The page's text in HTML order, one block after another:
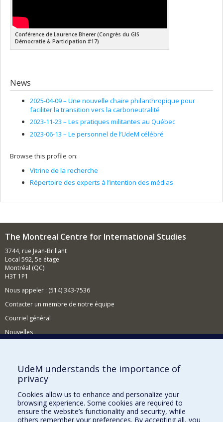
Conférence de Laurence Bherer (Congrès du GIS
Démocratie & Participation #17)
News
2025-04-09 – Une nouvelle chaire philanthropique pour
faciliter la transition vers la carboneutralité
2023-11-23 – Les pratiques militantes au Québec
2023-06-13 – Le personnel de l’UdeM célébré
Browse this profile on:
Vitrine de la recherche
Répertoire des experts à l’intention des médias
The Montreal Centre for International Studies
3744, rue Jean-Brillant
Local 592, 5e étage
Montréal (QC)
H3T 1P1
Nous appeler : (514) 343-7536
Contacter un membre de notre équipe
Courriel général
Nouvelles
Comment soutenir le CÉRIUM?
BESOIN D'AIDE?
Plan du site
Signaler une erreur
UdeM understands the importance of
privacy
Cookies allow us to enhance and personalize your
browsing experience. Some cookies are required to
ensure the website’s functionality and security, while
others remember your preferences. By accepting all, you